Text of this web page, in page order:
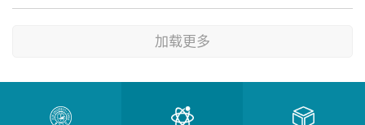
—19日。联系人:王老师 电话:0431-8850242
加载更多